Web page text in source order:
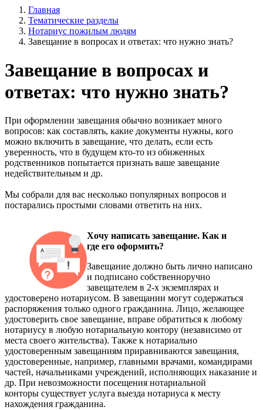
Главная
Тематические разделы
Нотариус пожилым людям
Завещание в вопросах и ответах: что нужно знать?
Завещание в вопросах и
ответах: что нужно знать?
При оформлении завещания обычно возникает много
вопросов: как составлять, какие документы нужны, кого
можно включить в завещание, что делать, если есть
уверенность, что в будущем кто-то из обиженных
родственников попытается признать ваше завещание
недействительным и др.
Мы собрали для вас несколько популярных вопросов и
постарались простыми словами ответить на них.
Хочу написать завещание. Как и
где его оформить?
Завещание должно быть лично написано
и подписано собственноручно
завещателем в 2-х экземплярах и
удостоверено нотариусом. В завещании могут содержаться
распоряжения только одного гражданина. Лицо, желающее
удостоверить свое завещание, вправе обратиться к любому
нотариусу в любую нотариальную контору (независимо от
места своего жительства). Также к нотариально
удостоверенным завещаниям приравниваются завещания,
удостоверенные, например, главными врачами, командирами
частей, начальниками учреждений, исполняющих наказание и
др. При невозможности посещения нотариальной
конторы существует услуга выезда нотариуса к месту
нахождения гражданина.